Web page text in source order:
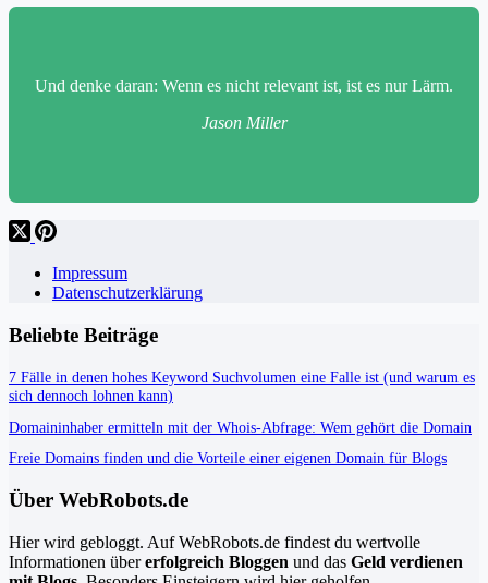
Und denke daran: Wenn es nicht relevant ist, ist es nur Lärm.
Jason Miller
Impressum
Datenschutzerklärung
Beliebte Beiträge
7 Fälle in denen hohes Keyword Suchvolumen eine Falle ist (und warum es
sich dennoch lohnen kann)
Domaininhaber ermitteln mit der Whois-Abfrage: Wem gehört die Domain
Freie Domains finden und die Vorteile einer eigenen Domain für Blogs
Über WebRobots.de
Hier wird gebloggt. Auf WebRobots.de findest du wertvolle
Informationen übererfolgreich Bloggen und das Geld verdienen